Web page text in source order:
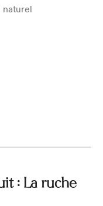
naturel
: La ruche